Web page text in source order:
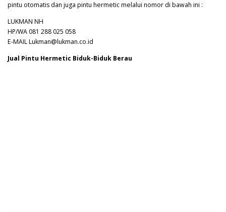
pintu otomatis dan juga pintu hermetic melalui nomor di bawah ini :
LUKMAN NH
HP/WA 081 288 025 058
E-MAIL Lukman@lukman.co.id
Jual Pintu Hermetic Biduk-Biduk Berau